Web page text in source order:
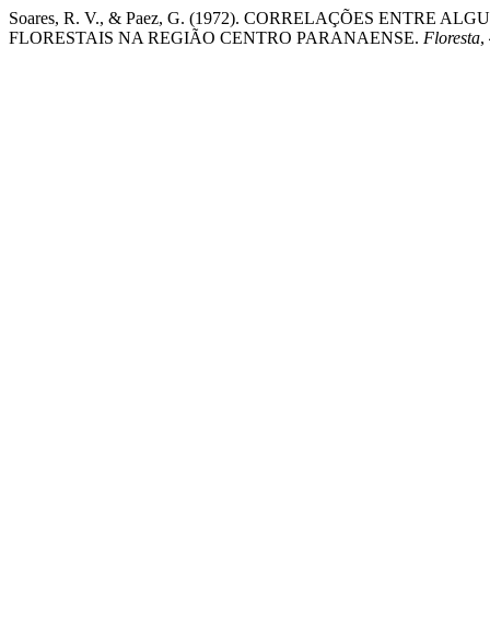
Soares, R. V., & Paez, G. (1972). CORRELAÇÕES ENTRE
FLORESTAIS NA REGIÃO CENTRO PARANAENSE. Floresta,